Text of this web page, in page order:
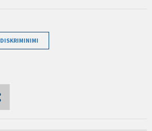
DISKRIMINIMI